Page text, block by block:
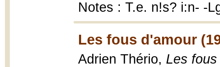
Notes : T.e. n!s? i:n- -
Les fous d'amour
Adrien Thério, Les